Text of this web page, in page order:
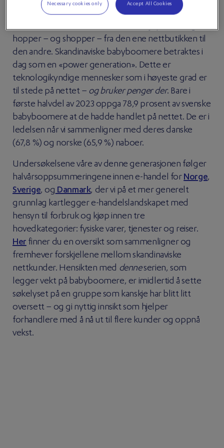
skrivende stund).
hopper – og shopper – fra den ene nettbutikken til
den andre. Skandinaviske babyboomere betraktes i
dag som en «power generation». Dette er
teknologikyndige mennesker som i høyeste grad er
til stede på nettet – og bruker penger der. Bare i
første halvdel av 2023 oppga 78,9 prosent av svenske
babyboomere at de hadde handlet på nettet. De er i
ledelsen når vi sammenligner med deres danske
(67,8 %) og norske (65,9 %) naboer.
Undersøkelsene våre av denne generasjonen følger
halvårsoppsummeringene innen e-handel for Norge,
Sverige, og Danmark, der vi på et mer generelt
grunnlag kartlegger e-handelslandskapet med
hensyn til forbruk og kjøp innen tre
hovedkategorier: fysiske varer, tjenester og reiser.
Her finner du en oversikt som sammenligner og
fremhever forskjellene mellom skandinaviske
nettkunder. Hensikten med denneserien, som
legger vekt på babyboomere, er imidlertid å sette
søkelyset på en gruppe som kanskje har blitt litt
oversett – og gi nyttig innsikt som hjelper
forhandlere med å nå ut til flere kunder og oppnå
vekst.
Necessary cookies only Accept All Cookies